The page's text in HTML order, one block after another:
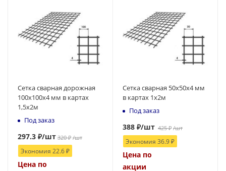
Сетка сварная дорожная
100х100х4 мм в картах
1,5х2м
Под заказ
320₽ /шт
297.3 ₽/шт
Экономия 22.6₽
Цена по
Сетка сварная 50х50х4 мм
в картах 1х2м
Под заказ
425₽ /шт
388 ₽/шт
Экономия 36.9₽
Цена по
акции